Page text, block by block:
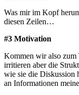
Was mir im Kopf
diesen Zeilen…
#3 Motivation
Kommen wir also
irritieren aber die
wie sie die Diskussion
an Informationen